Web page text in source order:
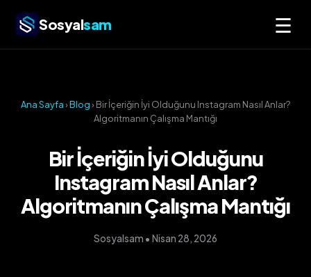
Sosyalsam ☰
Ana Sayfa›Blog› Bir İçeriğin İyi Olduğunu Instagram Nasıl Anlar?
Algoritmanın Çalışma Mantığı
Bir İçeriğin İyi Olduğunu
Instagram Nasıl Anlar?
Algoritmanın Çalışma Mantığı
Sosyalsam • Nisan 28, 2026